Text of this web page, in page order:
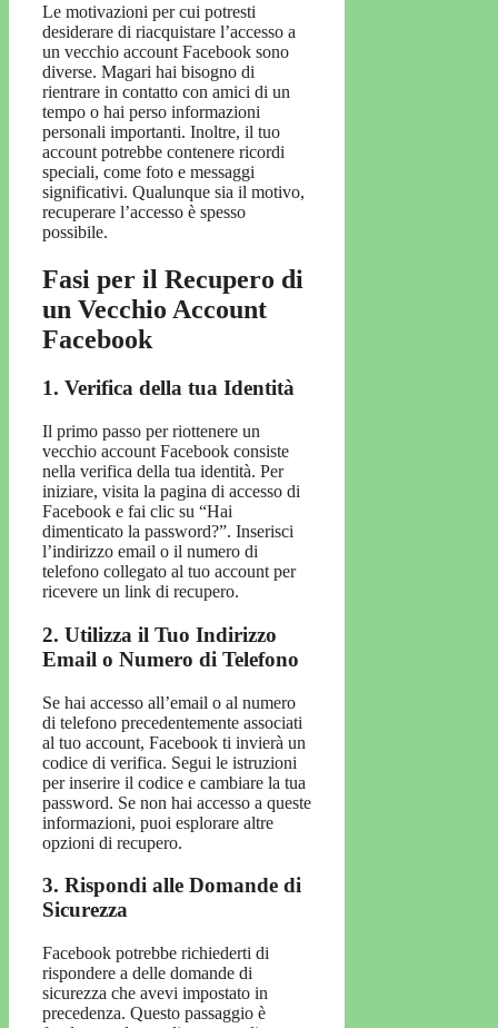
Le motivazioni per cui potresti
desiderare di riacquistare l’accesso a
un vecchio account Facebook sono
diverse. Magari hai bisogno di
rientrare in contatto con amici di un
tempo o hai perso informazioni
personali importanti. Inoltre, il tuo
account potrebbe contenere ricordi
speciali, come foto e messaggi
significativi. Qualunque sia il motivo,
recuperare l’accesso è spesso
possibile.
Fasi per il Recupero di
un Vecchio Account
Facebook
1. Verifica della tua Identità
Il primo passo per riottenere un
vecchio account Facebook consiste
nella verifica della tua identità. Per
iniziare, visita la pagina di accesso di
Facebook e fai clic su “Hai
dimenticato la password?”. Inserisci
l’indirizzo email o il numero di
telefono collegato al tuo account per
ricevere un link di recupero.
2. Utilizza il Tuo Indirizzo
Email o Numero di Telefono
Se hai accesso all’email o al numero
di telefono precedentemente associati
al tuo account, Facebook ti invierà un
codice di verifica. Segui le istruzioni
per inserire il codice e cambiare la tua
password. Se non hai accesso a queste
informazioni, puoi esplorare altre
opzioni di recupero.
3. Rispondi alle Domande di
Sicurezza
Facebook potrebbe richiederti di
rispondere a delle domande di
sicurezza che avevi impostato in
precedenza. Questo passaggio è